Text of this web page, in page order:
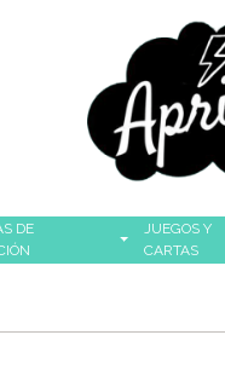
DE
JUEGOS Y
CARTAS